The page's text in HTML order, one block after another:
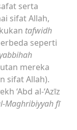
serta
sifat Allah,
tafwidh
seperti
mereka
sifat Allah).
‘Abd al-‘Azīz
Maghribiyyah fī